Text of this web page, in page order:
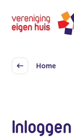
naar
hoofdinhoud
Homepage
Back
Home